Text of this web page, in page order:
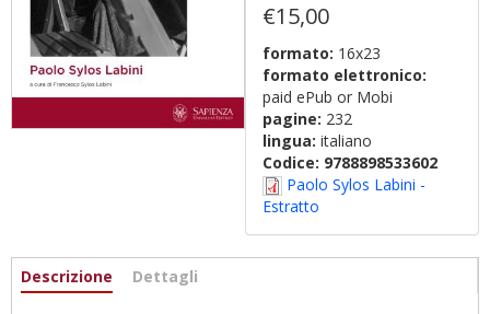
€15,00
formato: 16x23
formato elettronico:
paid ePub or Mobi
pagine: 232
lingua: italiano
Codice: 9788898533602
Paolo Sylos Labini -
Estratto
Informazioni
Descrizione (scheda
Dettagli